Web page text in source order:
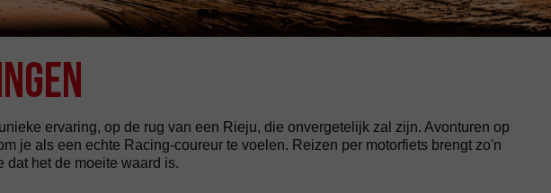
ervaring, op de rug van een Rieju, die onvergetelijk zal zijn. Avonturen op
je als een echte Racing-coureur te voelen. Reizen per motorfiets brengt zo'n
dat het de moeite waard is.